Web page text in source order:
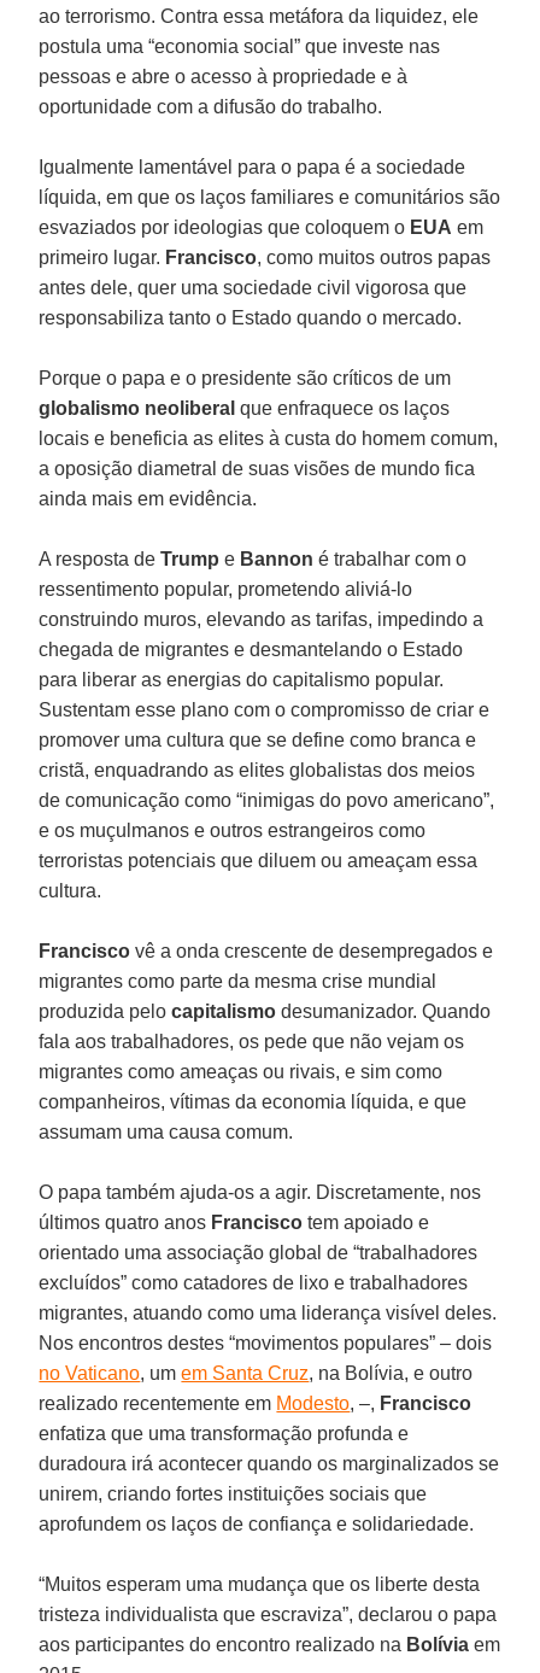
ao terrorismo. Contra essa metáfora da liquidez, ele
postula uma “economia social” que investe nas
pessoas e abre o acesso à propriedade e à
oportunidade com a difusão do trabalho.
Igualmente lamentável para o papa é a sociedade
líquida, em que os laços familiares e comunitários são
esvaziados por ideologias que coloquem o EUA em
primeiro lugar. Francisco, como muitos outros papas
antes dele, quer uma sociedade civil vigorosa que
responsabiliza tanto o Estado quando o mercado.
Porque o papa e o presidente são críticos de um
globalismo neoliberal que enfraquece os laços
locais e beneficia as elites à custa do homem comum,
a oposição diametral de suas visões de mundo fica
ainda mais em evidência.
A resposta deTrump e Bannon é trabalhar com o
ressentimento popular, prometendo aliviá-lo
construindo muros, elevando as tarifas, impedindo a
chegada de migrantes e desmantelando o Estado
para liberar as energias do capitalismo popular.
Sustentam esse plano com o compromisso de criar e
promover uma cultura que se define como branca e
cristã, enquadrando as elites globalistas dos meios
de comunicação como “inimigas do povo americano”,
e os muçulmanos e outros estrangeiros como
terroristas potenciais que diluem ou ameaçam essa
cultura.
Francisco vê a onda crescente de desempregados e
migrantes como parte da mesma crise mundial
produzida pelocapitalismo desumanizador. Quando
fala aos trabalhadores, os pede que não vejam os
migrantes como ameaças ou rivais, e sim como
companheiros, vítimas da economia líquida, e que
assumam uma causa comum.
O papa também ajuda-os a agir. Discretamente, nos
últimos quatro anos Francisco tem apoiado e
orientado uma associação global de “trabalhadores
excluídos” como catadores de lixo e trabalhadores
migrantes, atuando como uma liderança visível deles.
Nos encontros destes “movimentos populares” – dois
no Vaticano, umem Santa Cruz, na Bolívia, e outro
realizado recentemente em Modesto, –, Francisco
enfatiza que uma transformação profunda e
duradoura irá acontecer quando os marginalizados se
unirem, criando fortes instituições sociais que
aprofundem os laços de confiança e solidariedade.
“Muitos esperam uma mudança que os liberte desta
tristeza individualista que escraviza”, declarou o papa
aos participantes do encontro realizado na Bolívia em